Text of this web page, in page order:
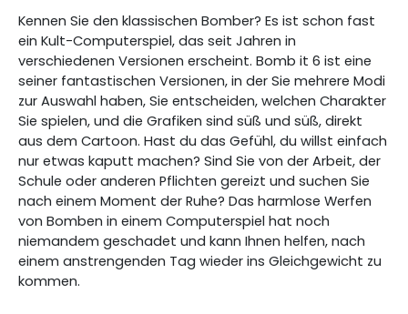
Kennen Sie den klassischen Bomber? Es ist schon fast
ein Kult-Computerspiel, das seit Jahren in
verschiedenen Versionen erscheint. Bomb it 6 ist eine
seiner fantastischen Versionen, in der Sie mehrere Modi
zur Auswahl haben, Sie entscheiden, welchen Charakter
Sie spielen, und die Grafiken sind süß und süß, direkt
aus dem Cartoon. Hast du das Gefühl, du willst einfach
nur etwas kaputt machen? Sind Sie von der Arbeit, der
Schule oder anderen Pflichten gereizt und suchen Sie
nach einem Moment der Ruhe? Das harmlose Werfen
von Bomben in einem Computerspiel hat noch
niemandem geschadet und kann Ihnen helfen, nach
einem anstrengenden Tag wieder ins Gleichgewicht zu
kommen.